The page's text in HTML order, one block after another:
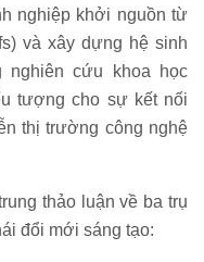
nghiệp khởi nguồn từ
và xây dựng hệ sinh
nghiên cứu khoa học
tượng cho sự kết nối
thị trường công nghệ
thảo luận về ba trụ
đổi mới sáng tạo: